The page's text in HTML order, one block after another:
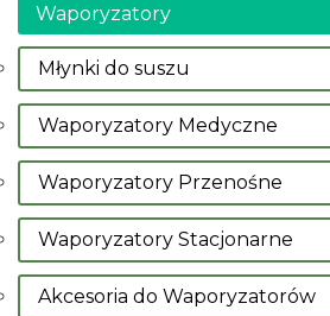
Waporyzatory
Młynki do suszu
Waporyzatory Medyczne
Waporyzatory Przenośne
Waporyzatory Stacjonarne
Akcesoria do Waporyzatorów